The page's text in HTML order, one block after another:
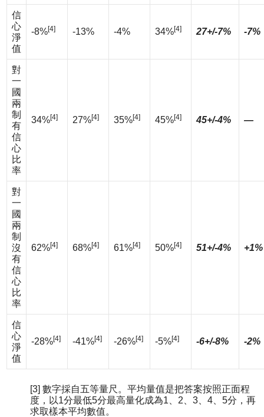
信
心
淨
值
-8%[4] -13% -4% 34%[4] 27+/-7% -7%
對
一
國
兩
制
有
信
心
比
率
34%[4] 27%[4] 35%[4] 45%[4] 45+/-4% —
對
一
國
兩
制
沒
有
信
心
比
率
62%[4] 68%[4] 61%[4] 50%[4] 51+/-4% +1%
信
心
淨
值
-28%[4] -41%[4] -26%[4] -5%[4] -6+/-8% -2%
[3] 數字採自五等量尺。平均量值是把答案按照正面程
度，以1分最低5分最高量化成為1、2、3、4、5分，再
求取樣本平均數值。